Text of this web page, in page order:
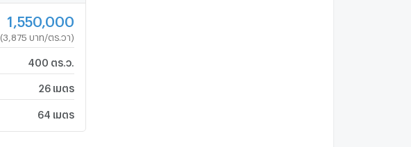
1,550,000
(3,875 บาท/ตร.วา)
400 ตร.ว.
26 เมตร
64 เมตร